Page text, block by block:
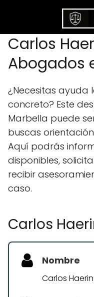
Carlos
Abogados
¿Necesitas ayuda
concreto? Este
Marbella puede
buscas
Aquí podrás
disponibles,
recibir
caso.
Carlos
Nombre
Carlos